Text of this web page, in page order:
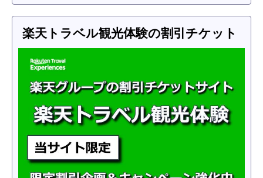
楽天トラベル観光体験の割引チケット